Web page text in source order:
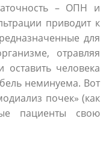
– ОПН и
приводит к
для
отравляя
человека
неминуема. Вот
почек» (как
пациенты свою